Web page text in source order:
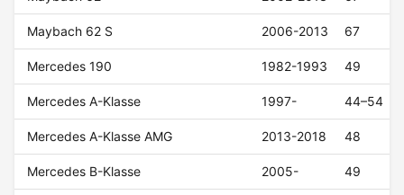
Maybach 62 S 2006-2013 67
Mercedes 190 1982-1993 49
Mercedes A-Klasse 1997- 44–54
Mercedes A-Klasse AMG 2013-2018 48
Mercedes B-Klasse 2005- 49